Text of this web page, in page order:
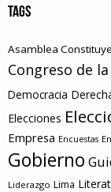
TAGS
Asamblea
Congreso de
Democracia
Elecciones
Empresa Encuestas
Gobierno
Liderazgo Lima